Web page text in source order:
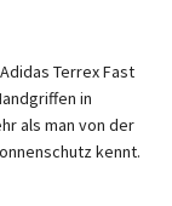
Terrex Fast
in
als man von der
kennt.